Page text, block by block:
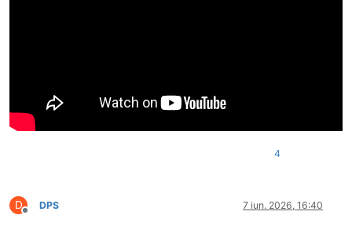
4
D
Deconectat
DPS 7 iun. 2026, 16:40